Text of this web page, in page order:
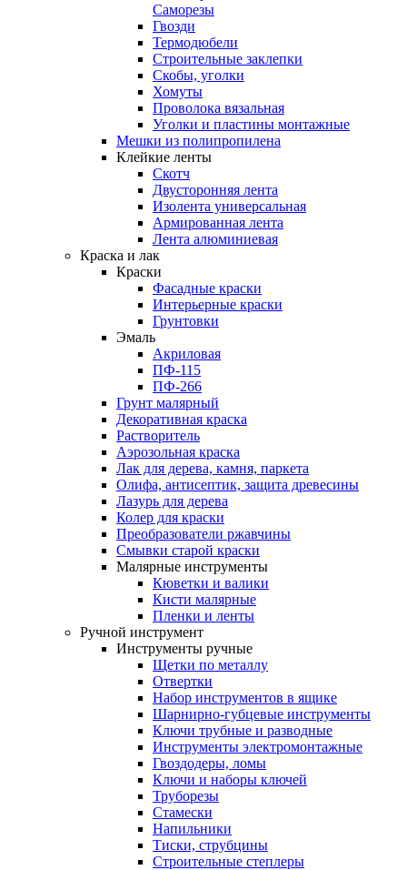
Саморезы
Гвозди
Термодюбели
Строительные заклепки
Скобы, уголки
Хомуты
Проволока вязальная
Уголки и пластины монтажные
Мешки из полипропилена
Клейкие ленты
Скотч
Двусторонняя лента
Изолента универсальная
Армированная лента
Лента алюминиевая
Краска и лак
Краски
Фасадные краски
Интерьерные краски
Грунтовки
Эмаль
Акриловая
ПФ-115
ПФ-266
Грунт малярный
Декоративная краска
Растворитель
Аэрозольная краска
Лак для дерева, камня, паркета
Олифа, антисептик, защита древесины
Лазурь для дерева
Колер для краски
Преобразователи ржавчины
Смывки старой краски
Малярные инструменты
Кюветки и валики
Кисти малярные
Пленки и ленты
Ручной инструмент
Инструменты ручные
Щетки по металлу
Отвертки
Набор инструментов в ящике
Шарнирно-губцевые инструменты
Ключи трубные и разводные
Инструменты электромонтажные
Гвоздодеры, ломы
Ключи и наборы ключей
Труборезы
Стамески
Напильники
Тиски, струбцины
Строительные степлеры